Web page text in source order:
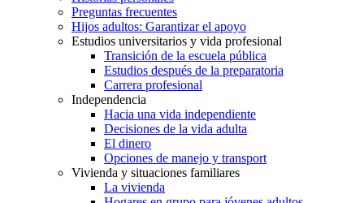
Preguntas frecuentes
Hijos adultos: Garantizar el apoyo
Estudios universitarios y vida profesional
Transición de la escuela pública
Estudios después de la preparatoria
Carrera profesional
Independencia
Hacia una vida independiente
Decisiones de la vida adulta
El dinero
Opciones de manejo y transport
Vivienda y situaciones familiares
La vivienda